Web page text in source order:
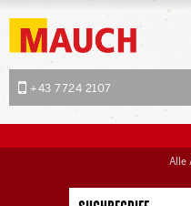
+43 7724 2107
Alle